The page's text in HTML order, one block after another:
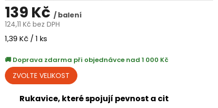
139 Kč / balení
124,11 Kč bez DPH
Měrná
1,39 Kč / 1 ks
Doprava zdarma při objednávce nad 1 000 Kč
Rukavice, které spojují pevnost a cit